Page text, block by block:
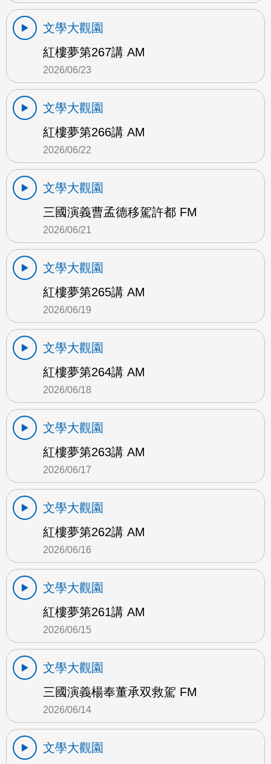
文學大觀園
紅樓夢第267講 AM
2026/06/23
文學大觀園
紅樓夢第266講 AM
2026/06/22
文學大觀園
三國演義曹孟德移駕許都 FM
2026/06/21
文學大觀園
紅樓夢第265講 AM
2026/06/19
文學大觀園
紅樓夢第264講 AM
2026/06/18
文學大觀園
紅樓夢第263講 AM
2026/06/17
文學大觀園
紅樓夢第262講 AM
2026/06/16
文學大觀園
紅樓夢第261講 AM
2026/06/15
文學大觀園
三國演義楊奉董承双救駕 FM
2026/06/14
文學大觀園